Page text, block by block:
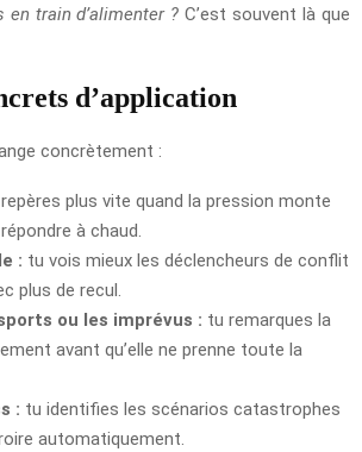
en train d’alimenter ? C’est souvent là que
d’application
concrètement :
plus vite quand la pression monte
à chaud.
: tu vois mieux les déclencheurs de conflit
plus de recul.
ou les imprévus : tu remarques la
avant qu’elle ne prenne toute la
: tu identifies les scénarios catastrophes
automatiquement.